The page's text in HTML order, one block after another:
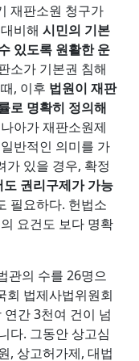
재판소원 청구가
비해 시민의 기본
있도록 원활한 운
소가 기본권 침해
, 이후 법원이 재판
로 명확히 정의해
아가 재판소원제
반적인 의미를 가
가 있을 경우, 확정
권리구제가 가능
필요하다. 헌법소
요건도 보다 명확
관의 수를 26명으
회 법제사법위원회
간 3천여 건이 넘
다. 그동안 상고심
, 상고허가제, 대법